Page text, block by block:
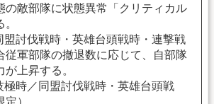
の敵部隊に状態異常「クリティカル
盟討伐戦時・英雄台頭戦時・連撃戦
従軍部隊の撤退数に応じて、自部隊
上昇する。
極時／同盟討伐戦時・英雄台頭戦
）